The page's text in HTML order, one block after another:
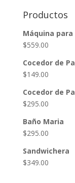
Productos
Máquina
$559.00
Cocedor de
$149.00
Cocedor de
$295.00
Baño Maria
$295.00
Sandwichera
$349.00